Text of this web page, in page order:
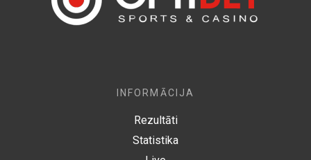
INFORMĀCIJA
Rezultāti
Statistika